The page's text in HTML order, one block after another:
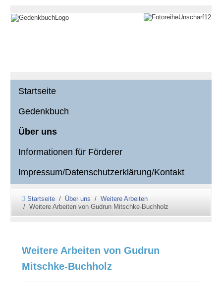
Startseite
Gedenkbuch
Über uns
Informationen für Förderer
Impressum/Datenschutzerklärung/Kontakt
Startseite Über uns
Weitere Arbeiten
Weitere Arbeiten von Gudrun Mitschke-Buchholz
Weitere Arbeiten von Gudrun
Mitschke-Buchholz